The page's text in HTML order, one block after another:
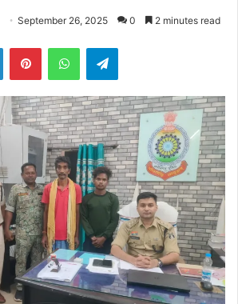
FollowSeptember 26, 2025 0 2 minutes read
LinkedInPinterestWhatsAppTelegram